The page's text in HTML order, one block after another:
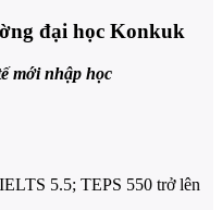
đại học Konkuk
mới nhập học
5.5; TEPS 550 trở lên